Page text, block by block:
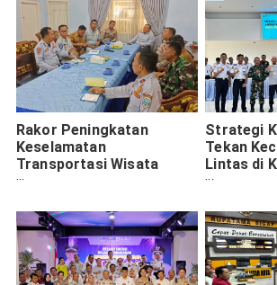
Rakor Peningkatan
Keselamatan
Transportasi Wisata
Bromo Probolinggo
Strategi
Tekan
Lintas di
Jasa